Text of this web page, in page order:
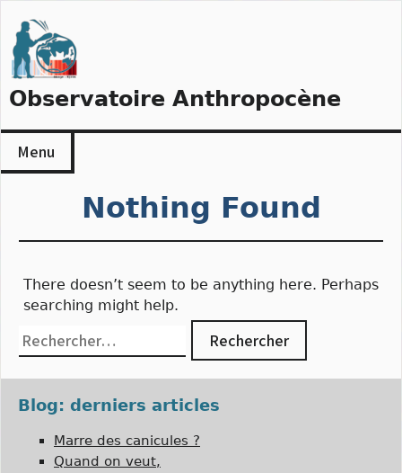
to
content
Observatoire Anthropocène
Menu
Nothing Found
There doesn’t seem to be anything here. Perhaps
searching might help.
Blog: derniers articles
Marre des canicules ?
Quand on veut,